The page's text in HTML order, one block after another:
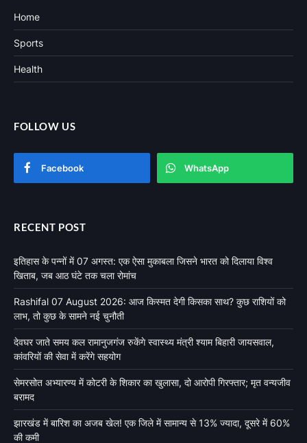
Home
Sports
Health
FOLLOW US
Facebook WhatsApp
RECENT POST
इतिहास के पन्नों में 07 अगस्त: एक ऐसा मुकाबला जिसने भारत को दिलाया विश्व
खिताब, जब आठ घंटे तक चला रोमांच
Rashifal 07 August 2026: आज किस्मत देगी किसका साथ? कुछ राशियों को
लाभ, तो कुछ के सामने नई चुनौती
देवघर जाते समय कल रामानुजगंज रुकेंगे स्वास्थ्य मंत्री श्याम बिहारी जायसवाल,
कांवरियों की सेवा में करेंगे सहयोग
सेमरसोत अभ्यारण्य में कोटरी के शिकार का खुलासा, दो आरोपी गिरफ्तार; मृत वन्यजीव
बरामद
झारखंड में बारिश का अजब खेल! एक जिले में सामान्य से 13% ज्यादा, दूसरे में 60%
की कमी